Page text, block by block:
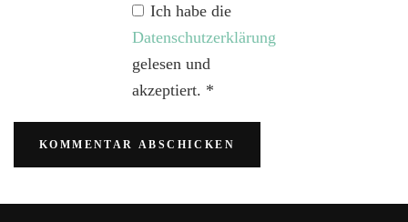
Ich habe die
Datenschutzerklärung
gelesen und
akzeptiert. *